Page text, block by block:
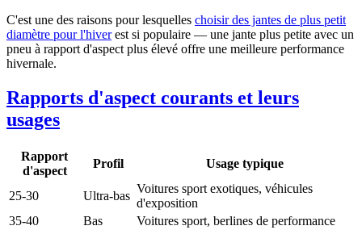
C'est une des raisons pour lesquelles choisir des jantes de plus petit
diamètre pour l'hiverest si populaire — une jante plus petite avec un
pneu à rapport d'aspect plus élevé offre une meilleure performance
hivernale.
Rapports d'aspect courants et leurs
usages
Rapport
d'aspect
Profil Usage typique
25-30 Ultra-bas
Voitures sport exotiques, véhicules
d'exposition
35-40
Bas
Voitures sport, berlines de performance